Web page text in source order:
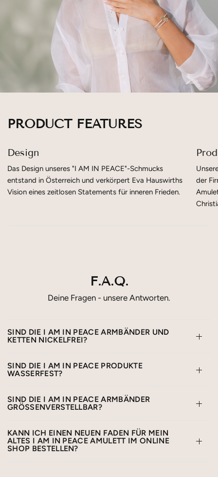
PRODUCT FEATURES
Design
Das Design unseres "I AM IN PEACE"-Schmucks
entstand in Österreich und verkörpert Eva Hauswirths
Vision eines zeitlosen Statements für inneren Frieden.
der
F.A.Q.
Deine Fragen - unsere Antworten.
SIND DIE I AM IN PEACE ARMBÄNDER UND
KETTEN NICKELFREI?
SIND DIE I AM IN PEACE PRODUKTE
WASSERFEST?
SIND DIE I AM IN PEACE ARMBÄNDER
GRÖSSENVERSTELLBAR?
KANN ICH EINEN NEUEN FADEN FÜR MEIN
ALTES I AM IN PEACE AMULETT IM ONLINE
SHOP BESTELLEN?